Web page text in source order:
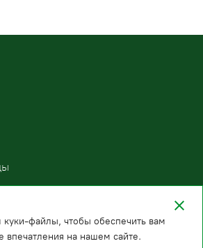
файлы, чтобы обеспечить вам
впечатления на нашем сайте.